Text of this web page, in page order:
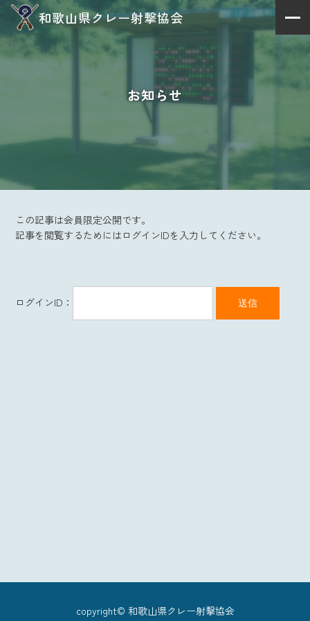
和歌山県クレー射撃協会
お知らせ
この記事は会員限定公開です。
記事を閲覧するためにはログインIDを入力してください。
ログインID：
copyright© 和歌山県クレー射撃協会